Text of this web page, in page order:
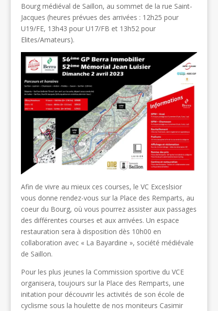
Bourg médiéval de Saillon, au sommet de la rue Saint-
Jacques (heures prévues des arrivées : 12h25 pour
U19/FE, 13h43 pour U17/FB et 13h52 pour
Elites/Amateurs).
Afin de vivre au mieux ces courses, le VC Exceslsior
vous donne rendez-vous sur la Place des Remparts, au
coeur du Bourg, où vous pourrez assister aux passages
des différentes courses et aux arrivées. Un espace
restauration sera à disposition dès 10h00 en
collaboration avec « La Bayardine », société médiévale
de Saillon.
Pour les plus jeunes la Commission sportive du VCE
organisera, toujours sur la Place des Remparts, une
initation pour découvrir les activités de son école de
cyclisme sous la houlette de nos moniteurs Casimir